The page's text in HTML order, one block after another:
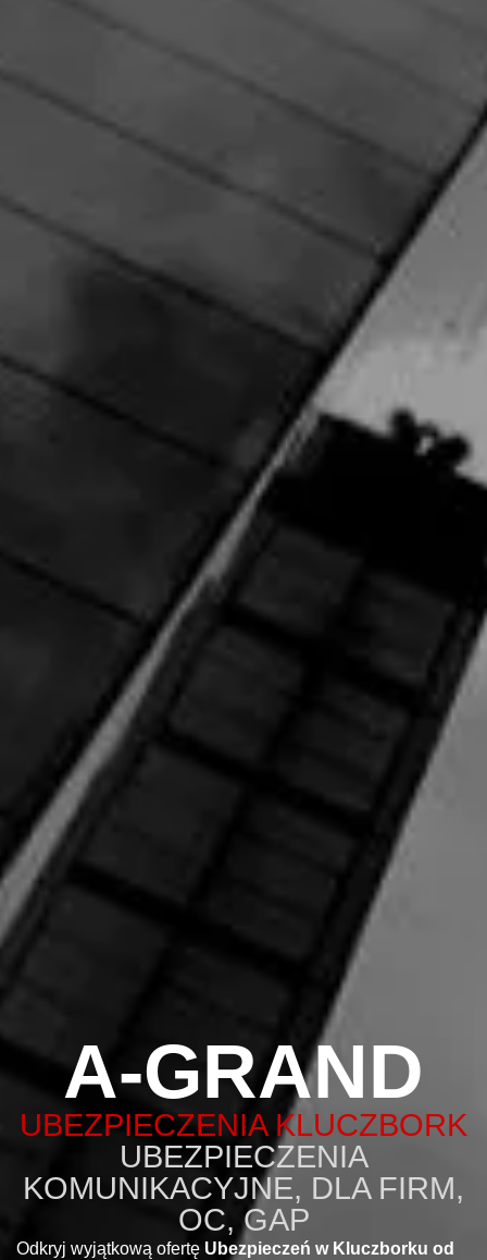
A-GRAND
UBEZPIECZENIA KLUCZBORK
UBEZPIECZENIA
KOMUNIKACYJNE, DLA FIRM,
OC, GAP
Odkryj wyjątkową ofertę Ubezpieczeń w Kluczborku od